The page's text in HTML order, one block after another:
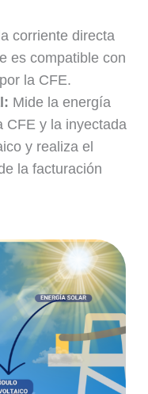
corriente directa
es compatible con
la CFE.
Mide la energía
CFE y la inyectada
y realiza el
la facturación